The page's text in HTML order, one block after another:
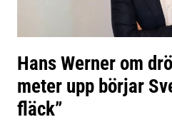
Hans Werner om
meter upp börjar
fläck”